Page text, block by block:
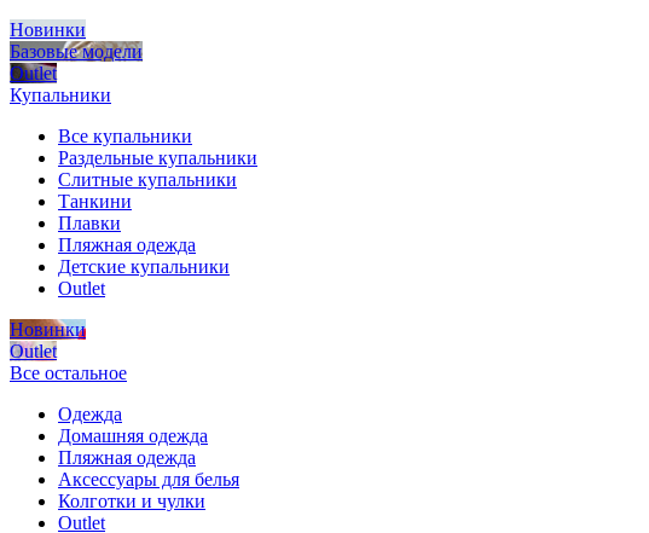
Новинки
Базовые модели
Outlet
Купальники
Все купальники
Раздельные купальники
Слитные купальники
Танкини
Плавки
Пляжная одежда
Детские купальники
Outlet
Новинки
Outlet
Все остальное
Одежда
Домашняя одежда
Пляжная одежда
Аксессуары для белья
Колготки и чулки
Outlet